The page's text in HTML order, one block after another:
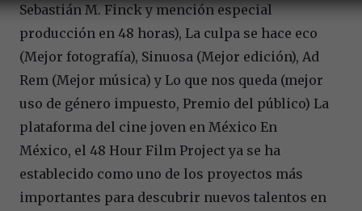
Sebastián M. Finck y mención especial
producción en 48 horas), La culpa se hace eco
(Mejor fotografía), Sinuosa (Mejor edición), Ad
Rem (Mejor música) y Lo que nos queda (mejor
uso de género impuesto, Premio del público) La
plataforma del cine joven en México En
México, el 48 Hour Film Project ya se ha
establecido como uno de los proyectos más
importantes para descubrir nuevos talentos en